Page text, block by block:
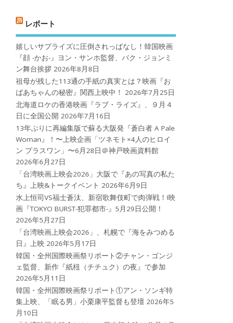
レポート
嬉しいサプライズに圧倒されっぱなし！韓国映画
『顔 -かお-』ヨン・サンホ監督、パク・ジョンミ
ン舞台挨拶 2026年8月8日
祖母が残した113通の手紙の真実とは？映画『お
ばあちゃんの秘密』関西上映中！
2026年7月25日
北海道ロケの香港映画『ラブ・ライズ』、９月４
日に全国公開 2026年7月16日
13年ぶりに再編集版で蘇る大阪発『蒼白者 A Pale
Woman』！〜上映企画「ツネモト×4人のヒロイ
ン プラスワン」〜6月28日＠神戸映画資料館
2026年6月27日
「台湾映画上映会2026」大阪で『あの写真の私た
ち』上映&トークイベント 2026年6月9日
水上恒司VS福士蒼汰、新宿歌舞伎町で肉弾戦！!映
画『TOKYO BURST-犯罪都市-』5月29日公開！
2026年5月27日
「台湾映画上映会2026」、札幌で『海をみつめる
日』上映 2026年5月17日
韓国・全州国際映画祭リポート②チャン・ゴンジ
ェ監督、新作『紙杻（チチュク）の夜』で参加
2026年5月11日
韓国・全州国際映画祭リポート①アン・ソンギ特
集上映、「眠る男」小栗康平監督も登壇 2026年5
月10日